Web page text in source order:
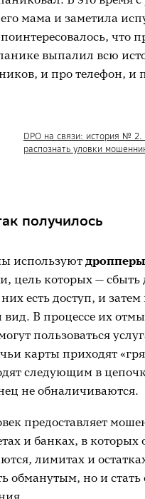
мама и заметила
что
выпалил всю
и про телефон, и
DPO на связи: история № 2.
распознать уловки
получилось
используют дропперы
цель которых — сбыть
есть доступ, и
вид. В процессе их
пользоваться
карты приходят
следующим в
не обналичиваются.
предоставляет
и банках, в которых
лимитах и
обманутым, но и стать